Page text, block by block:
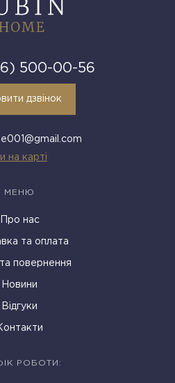
500-00-56
дзвінок
на карті
МЕНЮ
Про нас
та оплата
повернення
Новини
Відгуки
РОБОТИ: